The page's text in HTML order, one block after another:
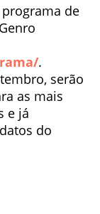
de
.
serão
as mais
e já
do